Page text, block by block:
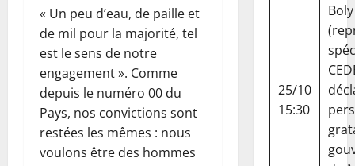
« Un peu d’eau, de paille et
de mil pour la majorité, tel
est le sens de notre
engagement ». Comme
depuis le numéro 00 du
Pays, nos convictions sont
restées les mêmes : nous
voulons être des hommes
25/10
15:30
Boly